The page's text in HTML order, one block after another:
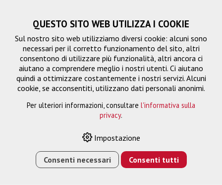
QUESTO SITO WEB UTILIZZA I COOKIE
Sul nostro sito web utilizziamo diversi cookie: alcuni sono
necessari per il corretto funzionamento del sito, altri
consentono di utilizzare più funzionalità, altri ancora ci
aiutano a comprendere meglio i nostri utenti. Ci aiutano
quindi a ottimizzare costantemente i nostri servizi. Alcuni
cookie, se acconsentiti, utilizzano dati personali anonimi.
Per ulteriori informazioni, consultare l'informativa sulla
privacy.
Impostazione
Consenti necessari Consenti tutti